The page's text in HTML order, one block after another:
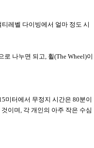
티레벨 다이빙에서 얼마 정도 시
로 나누면 되고, 휠(The Wheel)이
미터에서 무정지 시간은 80분이
이며, 각 개인의 아주 작은 수심